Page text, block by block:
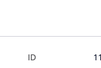
ID